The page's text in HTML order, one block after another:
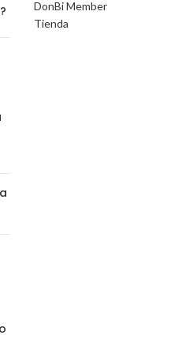
DonBi Member
Tienda